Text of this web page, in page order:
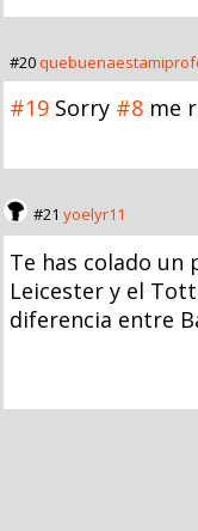
#20
#19 Sorry #8 me
#21 yoelyr11
Te has colado
Leicester y el
diferencia entre